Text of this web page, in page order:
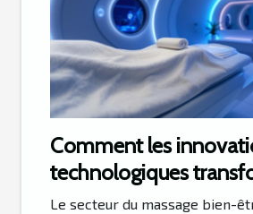
Comment les
technologiques
elles le massage bien-
Le secteur du massage bien-